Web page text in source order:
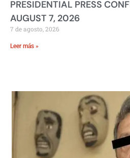
PRESIDENTIAL PRESS
AUGUST 7, 2026
7 de agosto, 2026
Leer más »